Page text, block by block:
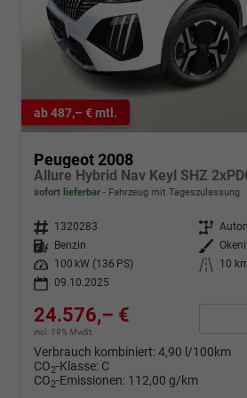
ab 487,– € mtl.
Peugeot 2008
Allure Hybrid Nav Keyl SHZ
sofort lieferbar Fahrzeug mit Tageszulassung
Fahrzeugnr. 1320283 Getriebe
Kraftstoff
Benzin Außenfarbe
Leistung
100 kW (136 PS) Kilometerstand
10
09.10.2025
24.576,– €
incl. 19% MwSt.
Verbrauch kombiniert:4,90 l/100km
CO2-Klasse: C
CO2-Emissionen: 112,00 g/km